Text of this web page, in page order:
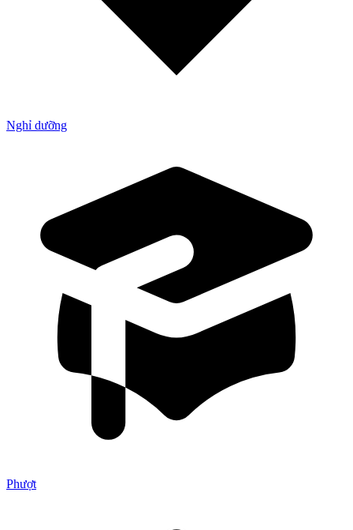
Nghỉ dưỡng
Phượt